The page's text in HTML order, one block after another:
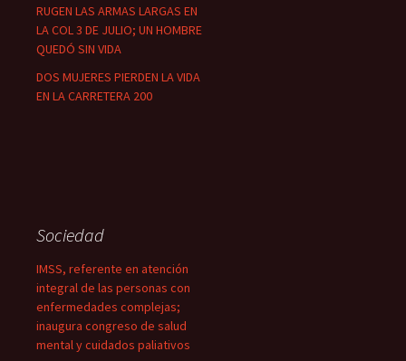
RUGEN LAS ARMAS LARGAS EN
LA COL 3 DE JULIO; UN HOMBRE
QUEDÓ SIN VIDA
DOS MUJERES PIERDEN LA VIDA
EN LA CARRETERA 200
Sociedad
IMSS, referente en atención
integral de las personas con
enfermedades complejas;
inaugura congreso de salud
mental y cuidados paliativos